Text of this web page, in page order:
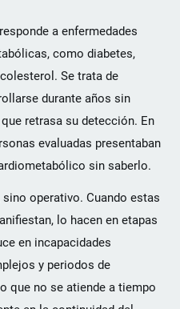
a enfermedades
como diabetes,
Se trata de
durante años sin
retrasa su detección. En
evaluadas presentaban
sin saberlo.
operativo. Cuando estas
lo hacen en etapas
en incapacidades
y periodos de
que no se atiende a tiempo